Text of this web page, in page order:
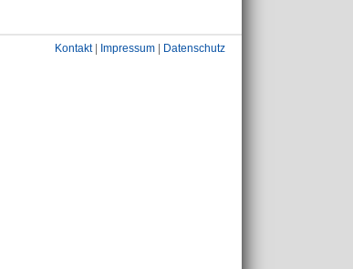
Kontakt| Impressum Datenschutz